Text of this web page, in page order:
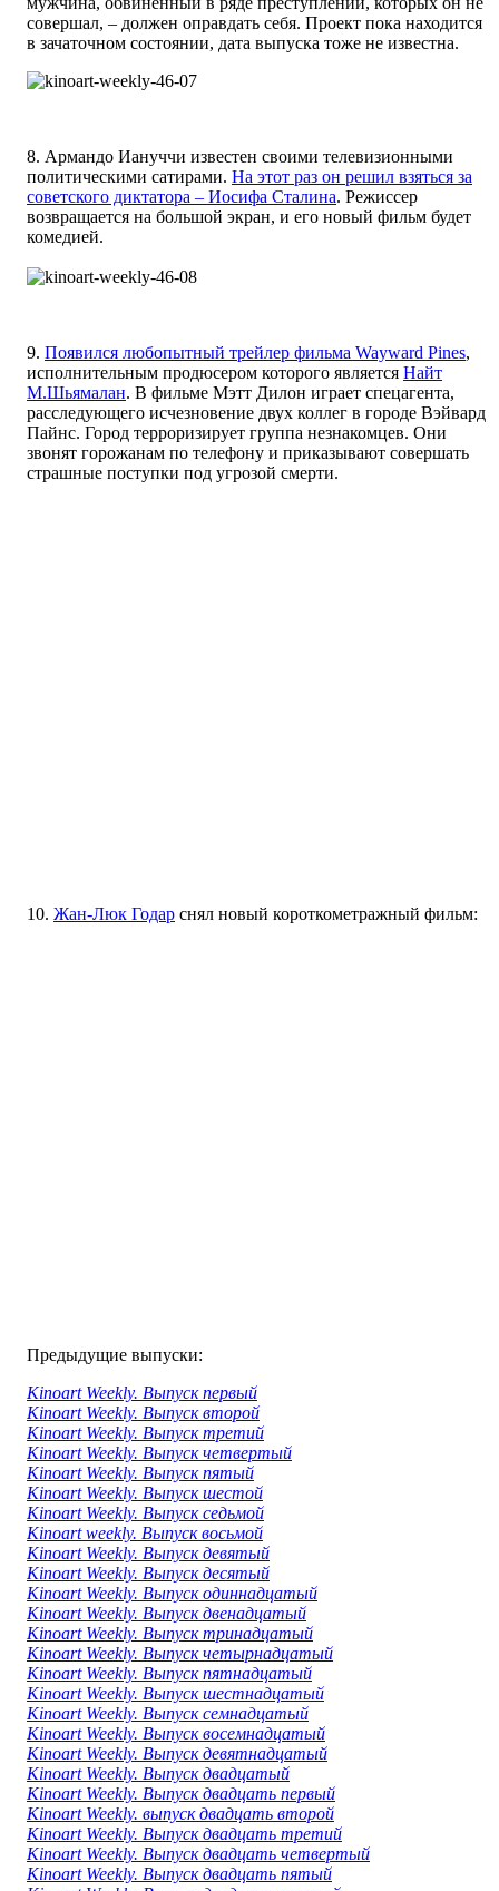
совершал, – должен оправдать себя. Проект пока находится
в зачаточном состоянии, дата выпуска тоже не известна.
8. Армандо Иануччи известен своими телевизионными
политическими сатирами. На этот раз он решил взяться за
советского диктатора – Иосифа Сталина. Режиссер
возвращается на большой экран, и его новый фильм будет
комедией.
9. Появился любопытный трейлер фильма Wayward Pines,
исполнительным продюсером которого является Найт
М.Шьямалан. В фильме Мэтт Дилон играет спецагента,
расследующего исчезновение двух коллег в городе Вэйвард
Пайнс. Город терроризирует группа незнакомцев. Они
звонят горожанам по телефону и приказывают совершать
страшные поступки под угрозой смерти.
10. Жан-Люк Годар снял новый короткометражный фильм:
Предыдущие выпуски:
Kinoart Weekly. Выпуск первый
Kinoart Weekly. Выпуск второй
Kinoart Weekly. Выпуск третий
Kinoart Weekly. Выпуск четвертый
Kinoart Weekly. Выпуск пятый
Kinoart Weekly. Выпуск шестой
Kinoart Weekly. Выпуск седьмой
Kinoart weekly. Выпуск восьмой
Kinoart Weekly. Выпуск девятый
Kinoart Weekly. Выпуск десятый
Kinoart Weekly. Выпуск одиннадцатый
Kinoart Weekly. Выпуск двенадцатый
Kinoart Weekly. Выпуск тринадцатый
Kinoart Weekly. Выпуск четырнадцатый
Kinoart Weekly. Выпуск пятнадцатый
Kinoart Weekly. Выпуск шестнадцатый
Kinoart Weekly. Выпуск семнадцатый
Kinoart Weekly. Выпуск восемнадцатый
Kinoart Weekly. Выпуск девятнадцатый
Kinoart Weekly. Выпуск двадцатый
Kinoart Weekly. Выпуск двадцать первый
Kinoart Weekly. выпуск двадцать второй
Kinoart Weekly. Выпуск двадцать третий
Kinoart Weekly. Выпуск двадцать четвертый
Kinoart Weekly. Выпуск двадцать пятый